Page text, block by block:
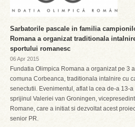
Sarbatorile pascale in familia
Romana a organizat traditionala
sportului romanesc
06 Apr 2015
Fundatia Olimpica Romana a organizat pe 3
comuna Corbeanca, traditionala intalnire cu
senectutii. Evenimentul, aflat la cea de-a 13-
sprijinul Valeriei van Groningen,
Romane, care a initiat si dezvoltat acest
senior PR.